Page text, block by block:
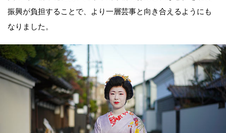
振興が負担することで、より一層芸事と向き合えるようにも
なりました。